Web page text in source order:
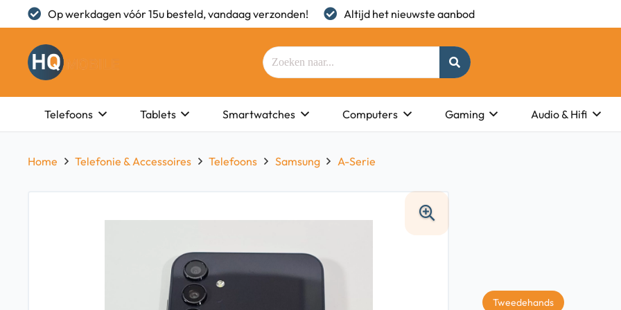
Op werkdagen vóór 15u besteld, vandaag verzonden! Altijd het nieuwste aanbod
Telefoons
Tablets Smartwatches Computers Gaming Audio & Hifi
Home Telefonie & Accessoires Telefoons Samsung A-Serie
Tweedehands